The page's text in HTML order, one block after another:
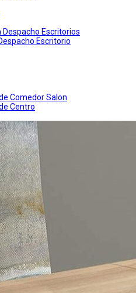
Despacho Escritorios
Escritorio
Comedor Salon
Centro